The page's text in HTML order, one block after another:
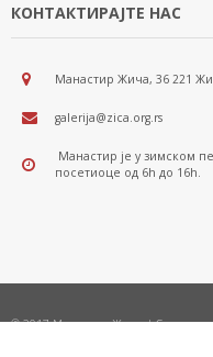
КОНТАКТИРАЈТЕ НАС
Манастир Жича, 36 221
galerija@zica.org.rs
Манастир је у зимском
посетиоце од 6h до 16h.
© 2017 Манастир Жича | Сва права